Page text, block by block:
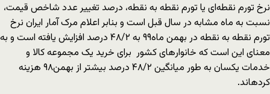
نرخ تورم نقطه‌ای یا تورم نقطه به نقطه، درصد تغییر عدد شاخص قیمت،
نسبت به ماه مشابه در سال قبل است و بنابر اعلام مرک آمار ایران نرخ
تورم نقطه‌ به نقطه در بهمن ماه۹۹ به ۴۸/۲ درصد افزایش یافته است و به
معنای این است که خانوارهای کشور برای خرید یک مجموعه کالا و
خدمات یکسان به طور میانگین ۴۸/۲ درصد بیشتر از بهمن۹۸ هزینه
کرده­اند.